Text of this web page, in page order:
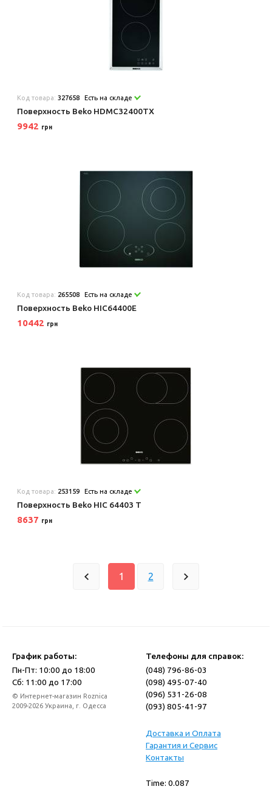
Код товара:327658 Есть на складе
Поверхность Beko HDMC32400TX
9942 грн
Код товара: 265508 Есть на складе
Поверхность Beko HIC64400E
10442 грн
Код товара: 253159 Есть на складе
Поверхность Beko HIC 64403 T
8637 грн
1 2
График работы:
Пн-Пт: 10:00 до 18:00
Сб: 11:00 до 17:00
© Интернет-магазин Roznica
2009-2026 Украина, г. Одесса
Телефоны для справок:
(048) 796-86-03
(098) 495-07-40
(096) 531-26-08
(093) 805-41-97
Доставка и Оплата
Гарантия и Сервис
Контакты
Time: 0.087